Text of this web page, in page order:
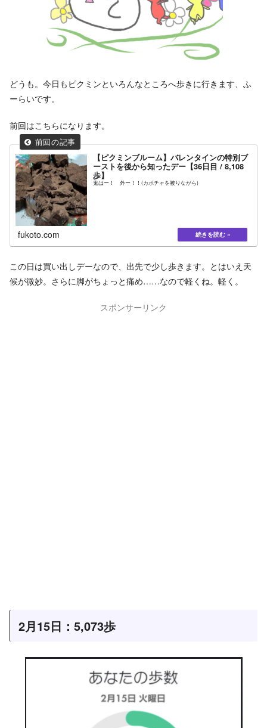
どうも。今日もピクミンといろんなところへ歩きに行きます、ふ
ーらいです。
前回はこちらになります。
【ピクミンブルーム】バレンタインの特別ブ
ーストを後から知ったデー【36日目 / 8,108
歩】
鬼はー！ 外ー！！(カボチャを被りながら)
fukoto.com
この日は買い出しデーなので、出先で少し歩きます。とはいえ天
候が微妙。さらに脚がちょっと痛め……なので軽くね。軽く。
スポンサーリンク
2月15日：5,073歩